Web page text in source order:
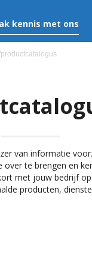
kennis met ons
van informatie
te brengen en
met jouw bedrijf
producten,